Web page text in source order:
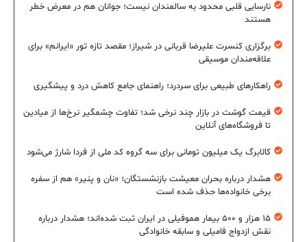
نارسایی قلبی محدود به سالمندان نیست؛ جوانان هم در معرض خطر
هستند
برگزاری کنسرت علیرضا قربانی در شیراز؛ مقصد تازه تور «ایرانم» برای
علاقه‌مندان موسیقی
راهکارهای طبیعی برای سردرد؛ راهنمای جامع کاهش درد و پیشگیری
قیمت گوشت در بازار چند نرخی شد؛ تفاوت چشمگیر نرخ‌ها از میادین
تا فروشگاه‌های آنلاین
کالابرگ یک میلیون تومانی برای سه گروه کد ملی از فردا شارژ می‌شود
هشدار درباره بحران معیشت بازنشستگان؛ «نان و پنیر» هم از سفره
برخی خانواده‌ها حذف شده است
۱۵ هزار و ۵۰۰ بیمار هموفیلی در ایران ثبت شده‌اند؛ هشدار درباره
نقش ازدواج فامیلی و سابقه خانوادگی